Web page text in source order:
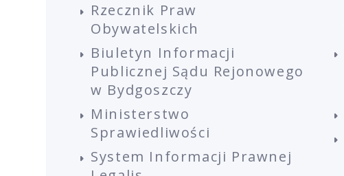
Rzecznik Praw
Obywatelskich
Biuletyn Informacji
Publicznej Sądu Rejonowego
w Bydgoszczy
Ministerstwo
Sprawiedliwości
System Informacji Prawnej